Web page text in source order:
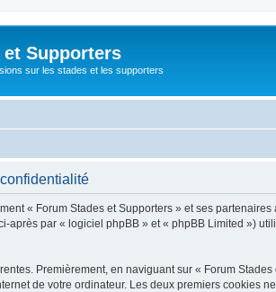
et Supporters
sur les stades et les supporters
« Forum Stades et Supporters » et ses
après par « logiciel phpBB » et « phpBB Limited »)
Premièrement, en naviguant sur « Forum
de votre ordinateur. Les deux premiers cookies